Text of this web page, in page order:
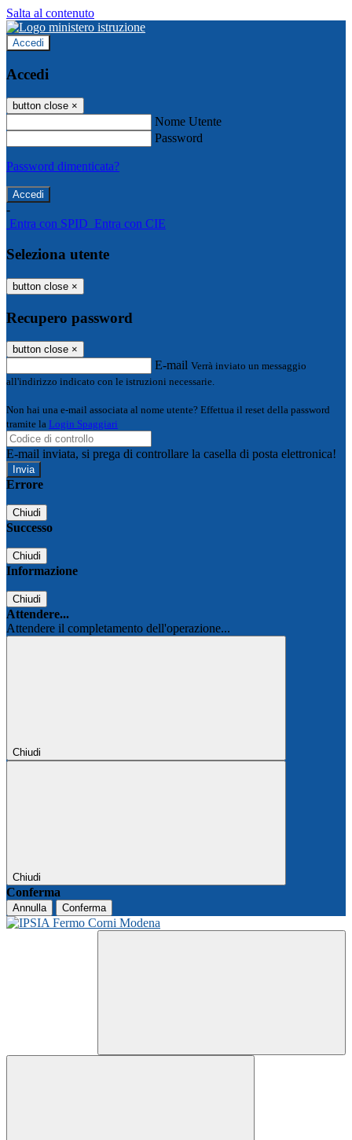
Salta al contenuto
Accedi
Accedi
button close ×
Nome Utente
Password
Password dimenticata?
-
Entra con SPID Entra con CIE
Seleziona utente
button close ×
Recupero password
button close ×
E-mail Verrà inviato un messaggio
all'indirizzo indicato con le istruzioni necessarie.
Non hai una e-mail associata al nome utente? Effettua il reset della password
tramite la Login Spaggiari
E-mail inviata, si prega di controllare la casella di posta elettronica!
Errore
Chiudi
Successo
Chiudi
Informazione
Chiudi
Attendere...
Attendere il completamento dell'operazione...
Chiudi
Chiudi
Conferma
Annulla Conferma